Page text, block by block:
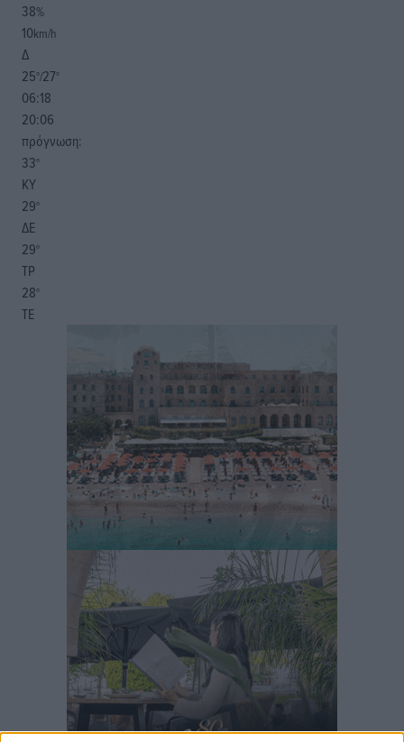
38%
10km/h
Δ
25°/27°
06:18
20:06
πρόγνωση:
33°
ΚΥ
29°
ΔΕ
29°
ΤΡ
28°
ΤΕ